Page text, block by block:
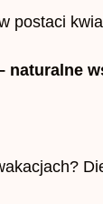
naturalne